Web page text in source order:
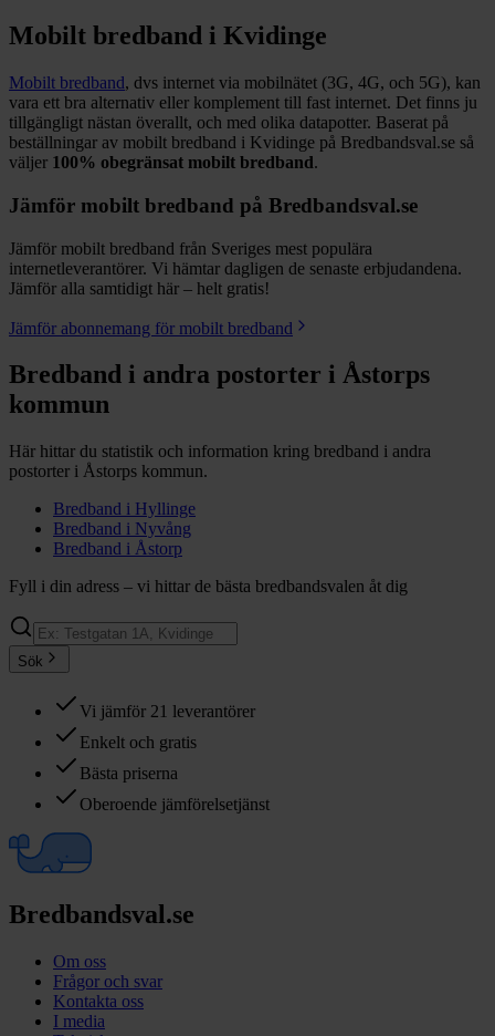
Mobilt bredband i Kvidinge
Mobilt bredband, dvs internet via mobilnätet (3G, 4G, och 5G), kan
vara ett bra alternativ eller komplement till fast internet. Det finns ju
tillgängligt nästan överallt, och med olika datapotter. Baserat på
beställningar av mobilt bredband i Kvidinge på Bredbandsval.se så
väljer 100% obegränsat mobilt bredband.
Jämför mobilt bredband på Bredbandsval.se
Jämför mobilt bredband från Sveriges mest populära
internetleverantörer. Vi hämtar dagligen de senaste erbjudandena.
Jämför alla samtidigt här – helt gratis!
Jämför abonnemang för mobilt bredband
Bredband i andra postorter i Åstorps
kommun
Här hittar du statistik och information kring bredband i andra
postorter i Åstorps kommun.
Bredband i Hyllinge
Bredband i Nyvång
Bredband i Åstorp
Fyll i din adress – vi hittar de bästa bredbandsvalen åt dig
Sök
Vi jämför 21 leverantörer
Enkelt och gratis
Bästa priserna
Oberoende jämförelsetjänst
Bredbandsval.se
Om oss
Frågor och svar
Kontakta oss
I media